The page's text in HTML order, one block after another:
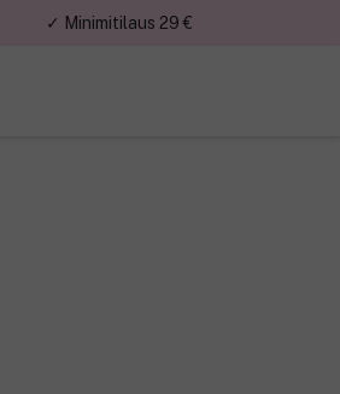
✓ Minimitilaus 29 €